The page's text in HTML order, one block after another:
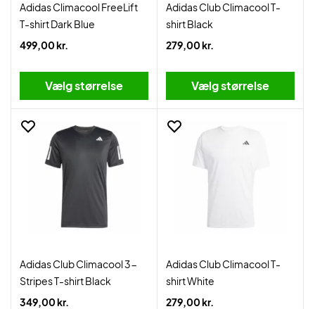
Adidas Climacool FreeLift
T-shirt Dark Blue
499,00 kr.
Vælg størrelse
Adidas Club Climacool T-
shirt Black
279,00 kr.
Vælg størrelse
Adidas Club Climacool 3-
Stripes T-shirt Black
349,00 kr.
Adidas Club Climacool T-
shirt White
279,00 kr.